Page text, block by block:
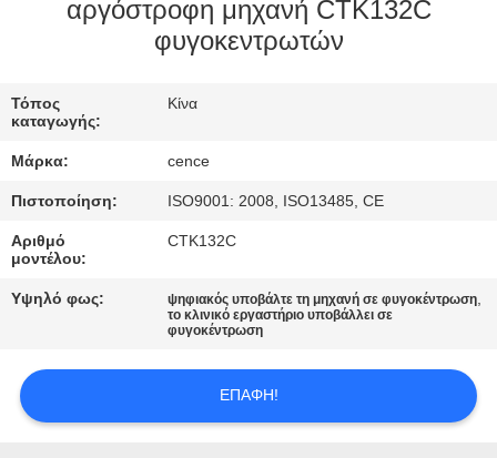
ΈΛΕΓΧΟΣ
ΠΟΙΌΤΗΤΑΣ
ΕΠΙΚΟΙΝΩΝΉΣΤΕ
ΜΑΖΊ
ΜΑΣ
ΕΙΔΉΣΕΙΣ
ΥΠΟΘΈΣΕΙΣ
VR
αργόστροφη μηχανή CTK132C
φυγοκεντρωτών
Τόπος
καταγωγής:
Κίνα
Μάρκα: cence
Πιστοποίηση: ISO9001: 2008, ISO13485, CE
Αριθμό
μοντέλου:
CTK132C
Υψηλό φως: ψηφιακός υποβάλτε τη μηχανή σε φυγοκέντρωση,
το κλινικό εργαστήριο υποβάλλει σε
φυγοκέντρωση
ΕΠΑΦΉ!